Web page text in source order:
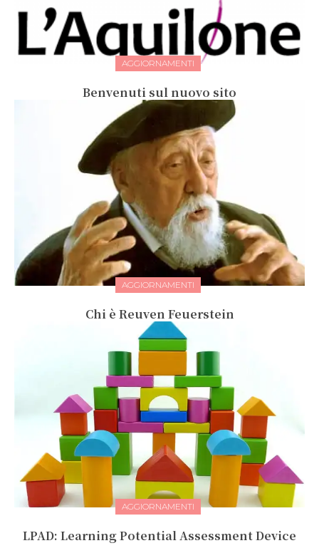
AGGIORNAMENTI
Benvenuti sul nuovo sito
AGGIORNAMENTI
Chi è Reuven Feuerstein
AGGIORNAMENTI
LPAD: Learning Potential Assessment Device